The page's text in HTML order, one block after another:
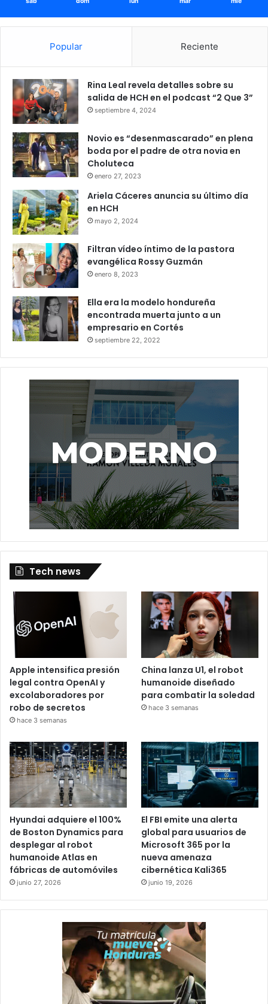
Popular Reciente
Rina Leal revela detalles sobre su
salida de HCH en el podcast “2 Que 3”
septiembre 4, 2024
Novio es “desenmascarado” en plena
boda por el padre de otra novia en
Choluteca
enero 27, 2023
Ariela Cáceres anuncia su último día
en HCH
mayo 2, 2024
Filtran vídeo íntimo de la pastora
evangélica Rossy Guzmán
enero 8, 2023
Ella era la modelo hondureña
encontrada muerta junto a un
empresario en Cortés
septiembre 22, 2022
Tech news
Apple intensifica presión
legal contra OpenAI y
excolaboradores por
robo de secretos
hace 3 semanas
China lanza U1, el robot
humanoide diseñado
para combatir la soledad
hace 3 semanas
Hyundai adquiere el 100%
de Boston Dynamics para
desplegar al robot
humanoide Atlas en
fábricas de automóviles
junio 27, 2026
El FBI emite una alerta
global para usuarios de
Microsoft 365 por la
nueva amenaza
cibernética Kali365
junio 19, 2026